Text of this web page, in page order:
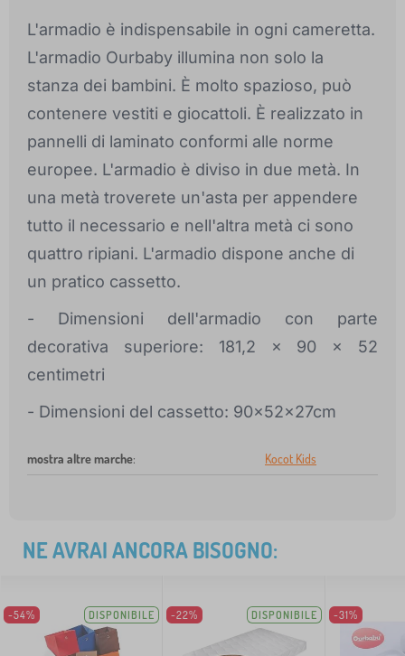
L'armadio è indispensabile in ogni cameretta.
L'armadio Ourbaby illumina non solo la
stanza dei bambini. È molto spazioso, può
contenere vestiti e giocattoli. È realizzato in
pannelli di laminato conformi alle norme
europee. L'armadio è diviso in due metà. In
una metà troverete un'asta per appendere
tutto il necessario e nell'altra metà ci sono
quattro ripiani. L'armadio dispone anche di
un pratico cassetto.
- Dimensioni dell'armadio con parte
decorativa superiore: 181,2 x 90 x 52
centimetri
- Dimensioni del cassetto: 90x52x27cm
mostra altre marche: Kocot Kids
NE AVRAI ANCORA BISOGNO:
-54% DISPONIBILE -22% DISPONIBILE -31%